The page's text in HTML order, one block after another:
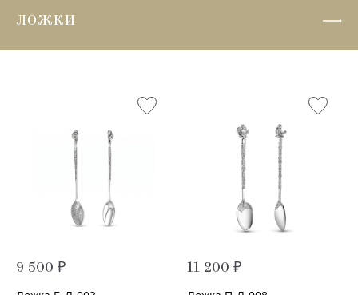
ЛОЖКИ
9 500 ₽ 11 200 ₽